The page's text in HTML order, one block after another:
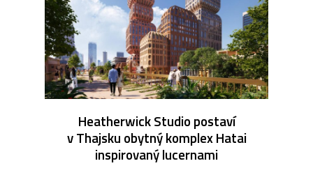
Heatherwick Studio postaví
v Thajsku obytný komplex Hatai
inspirovaný lucernami